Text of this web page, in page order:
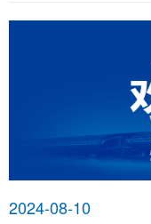
2024-08-10